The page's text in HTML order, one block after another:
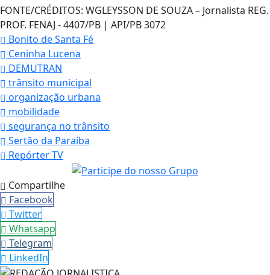
FONTE/CRÉDITOS: WGLEYSSON DE SOUZA – Jornalista REG.
PROF. FENAJ - 4407/PB | API/PB 3072
Bonito de Santa Fé
Ceninha Lucena
DEMUTRAN
trânsito municipal
organização urbana
mobilidade
segurança no trânsito
Sertão da Paraíba
Repórter TV
Compartilhe
Facebook
Twitter
Whatsapp
Telegram
LinkedIn